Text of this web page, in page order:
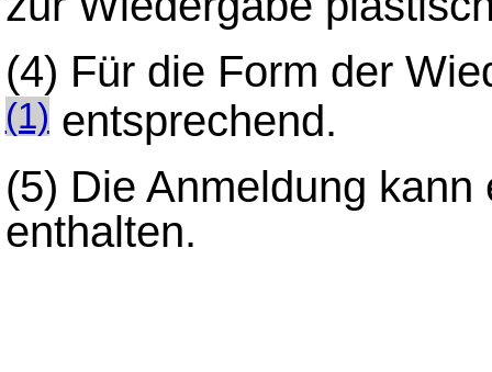
(4) Für die Form der
(1)entsprechend.
(5) Die Anmeldung
enthalten.